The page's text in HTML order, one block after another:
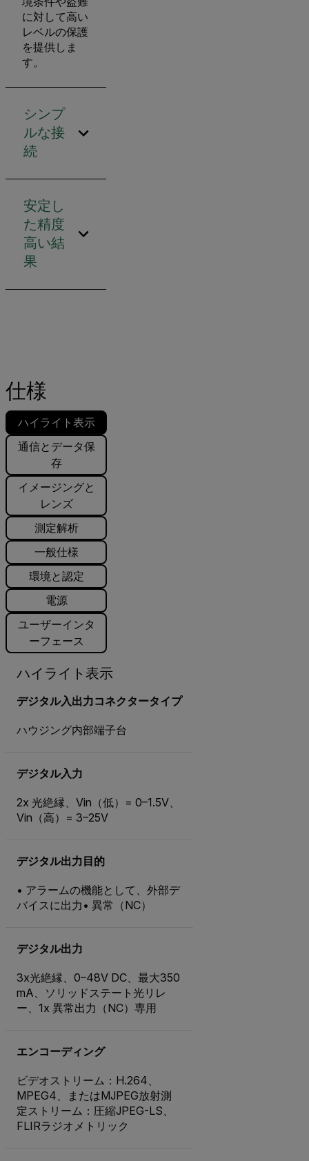
に対して高い
レベルの保護
を提供しま
す。
シンプ
ルな接
続
安定し
た精度
高い結
果
仕様
ハイライト表示
通信とデータ保
存
イメージングと
レンズ
測定解析
一般仕様
環境と認定
電源
ユーザーインタ
ーフェース
ハイライト表示
デジタル入出力コネクタータイプ
ハウジング内部端子台
デジタル入力
2x 光絶縁、Vin（低）= 0–1.5V、
Vin（高）= 3–25V
デジタル出力目的
• アラームの機能として、外部デ
バイスに出力• 異常（NC）
デジタル出力
3x光絶縁、0–48V DC、最大350
mA、ソリッドステート光リレ
ー、1x 異常出力（NC）専用
エンコーディング
ビデオストリーム：H.264、
MPEG4、またはMJPEG放射測
定ストリーム：圧縮JPEG-LS、
FLIRラジオメトリック